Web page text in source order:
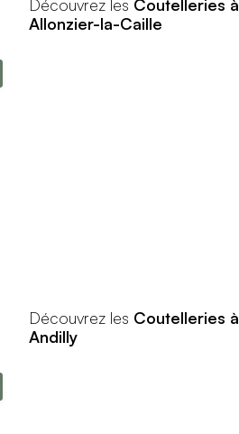
Découvrez les Coutelleries à
Allonzier-la-Caille
Découvrez les Coutelleries à
Andilly